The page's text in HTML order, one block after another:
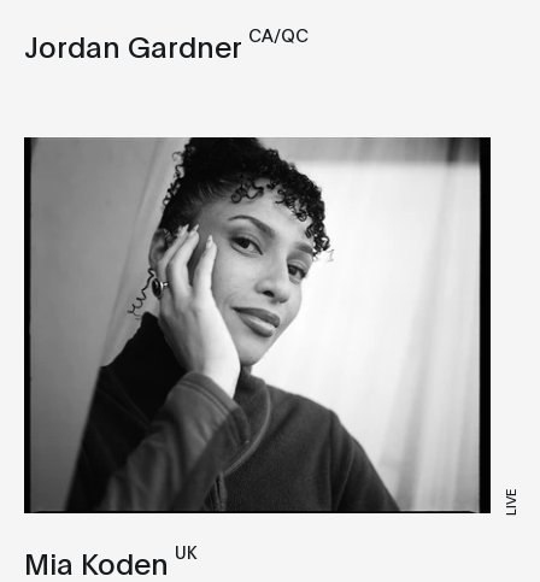
Jordan Gardner CA/QC
LIVE
Mia Koden UK